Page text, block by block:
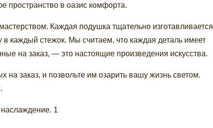
пространство в оазис комфорта.
Каждая подушка тщательно изготавливается
каждый стежок. Мы считаем, что каждая деталь имеет
на заказ, — это настоящие произведения искусства.
на заказ, и позвольте им озарить вашу жизнь светом.